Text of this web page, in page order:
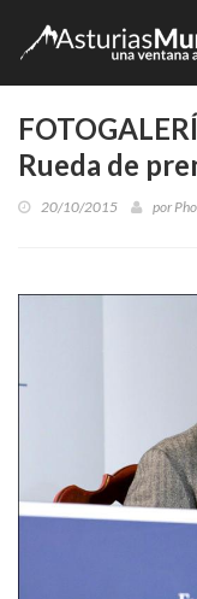
Rueda de
20/10/2015 por